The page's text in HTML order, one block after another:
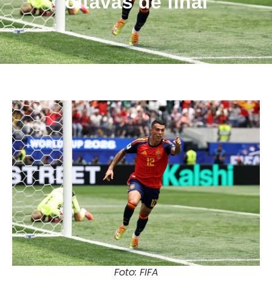
Foto: FIFA